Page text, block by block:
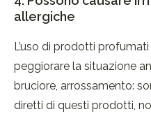
allergiche
L’uso di prodotti
peggiorare la situazione
bruciore, arrossamento:
diretti di questi prodotti,